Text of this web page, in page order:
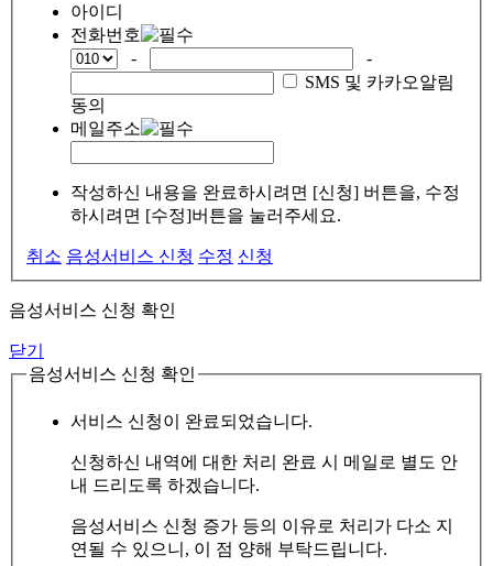
아이디
전화번호
-
-
SMS 및 카카오알림
동의
메일주소
작성하신 내용을 완료하시려면 [신청] 버튼을, 수정
하시려면 [수정]버튼을 눌러주세요.
취소 음성서비스 신청 수정 신청
음성서비스 신청 확인
닫기
음성서비스 신청 확인
서비스 신청이 완료되었습니다.
신청하신 내역에 대한 처리 완료 시 메일로 별도 안
내 드리도록 하겠습니다.
음성서비스 신청 증가 등의 이유로 처리가 다소 지
연될 수 있으니, 이 점 양해 부탁드립니다.